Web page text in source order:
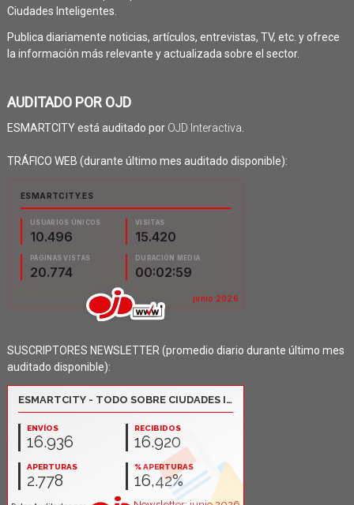
Ciudades Inteligentes.
Publica diariamente noticias, artículos, entrevistas, TV, etc. y ofrece
la información más relevante y actualizada sobre el sector.
AUDITADO POR OJD
ESMARTCITY está auditado por OJD Interactiva
TRÁFICO WEB (durante último mes auditado disponible):
SUSCRIPTORES NEWSLETTER (promedio diario durante último mes
auditado disponible):